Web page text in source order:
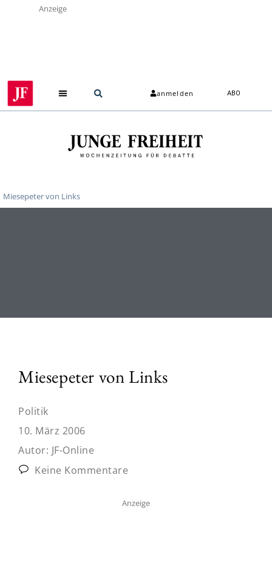
Anzeige
anmelden ABO
Miesepeter von Links
Miesepeter von Links
Politik
10. März 2006
Autor: JF-Online
Keine Kommentare
Anzeige